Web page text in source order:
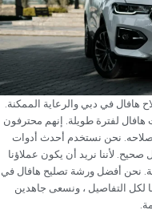
في دبي والرعاية الممكنة.
هافال لفترة طويلة. إنهم محترفون
نحن نستخدم أحدث أدوات
لأننا نريد أن يكون عملاؤنا
نحن أفضل ورشة تصليح هافال في
لكل التفاصيل ، ونسعى جاهدين